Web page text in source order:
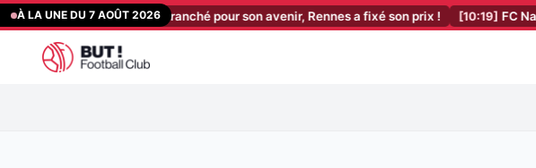
Aller
au
contenu
À LA UNE DU 7 AOÛT 2026
: Aït Boudlal a tranché pour son avenir, Rennes a fixé son prix ! [10:19] FC Nantes